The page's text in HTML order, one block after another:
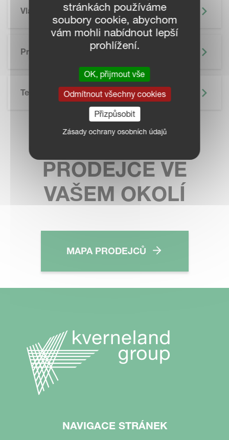
Vlastnosti
Precizní Zemědělství
Technické Údaje
PRODEJCE VE
VAŠEM OKOLÍ
MAPA PRODEJCŮ
NAVIGACE STRÁNEK
stránkách používáme
soubory cookie, abychom
vám mohli nabídnout lepší
prohlížení.
OK, přijmout vše
Odmítnout všechny cookies
Přizpůsobit
Zásady ochrany osobních údajů